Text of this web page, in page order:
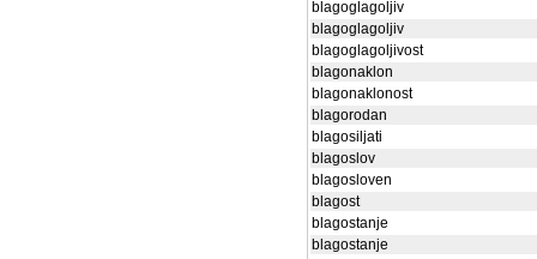
blagoglagoljiv
blagoglagoljiv
blagoglagoljivost
blagonaklon
blagonaklonost
blagorodan
blagosiljati
blagoslov
blagosloven
blagost
blagostanje
blagostanje